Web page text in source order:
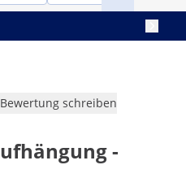
schreiben
-